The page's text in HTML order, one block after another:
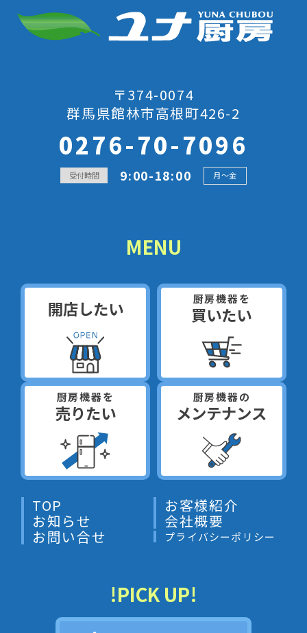
〒374-0074
群馬県館林市高根町426-2
0276-70-7096
受付時間 9:00-18:00 月～金
MENU
開店したい 厨房機器を
買いたい
厨房機器を
売りたい
厨房機器の
メンテナンス
TOP お客様紹介
お知らせ 会社概要
お問い合せ プライバシーポリシー
!PICK UP!